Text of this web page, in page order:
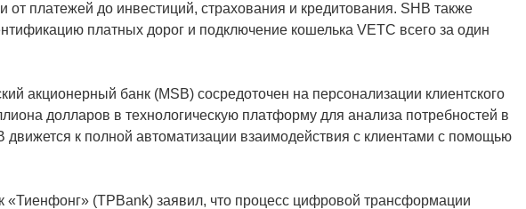
от платежей до инвестиций, страхования и кредитования. SHB также
платных дорог и подключение кошелька VETC всего за один
акционерный банк (MSB) сосредоточен на персонализации клиентского
долларов в технологическую платформу для анализа потребностей в
к полной автоматизации взаимодействия с клиентами с помощью
«Тиенфонг» (TPBank) заявил, что процесс цифровой трансформации